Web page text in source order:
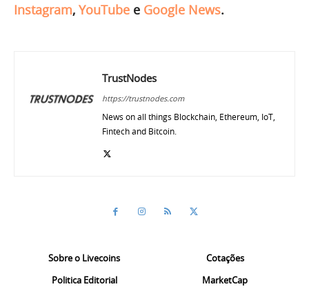
Instagram, YouTube e Google News.
TrustNodes
https://trustnodes.com
News on all things Blockchain, Ethereum, IoT,
Fintech and Bitcoin.
Sobre o Livecoins
Politica Editorial
Cotações
MarketCap